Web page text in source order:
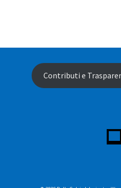
Contributi e